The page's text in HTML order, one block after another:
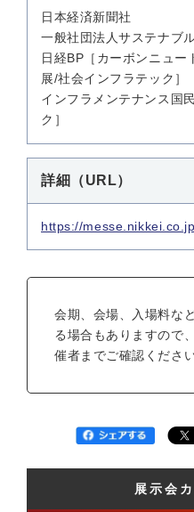
日本経済新聞社
一般社団法人サステナブ
日経BP［カーボンニュー
展/社会インフラテック］
インフラメンテナンス国
ク］
詳細（URL）
https://
会期、会場、入場料な
る場合もありますので
催者までご確認ください
展示会